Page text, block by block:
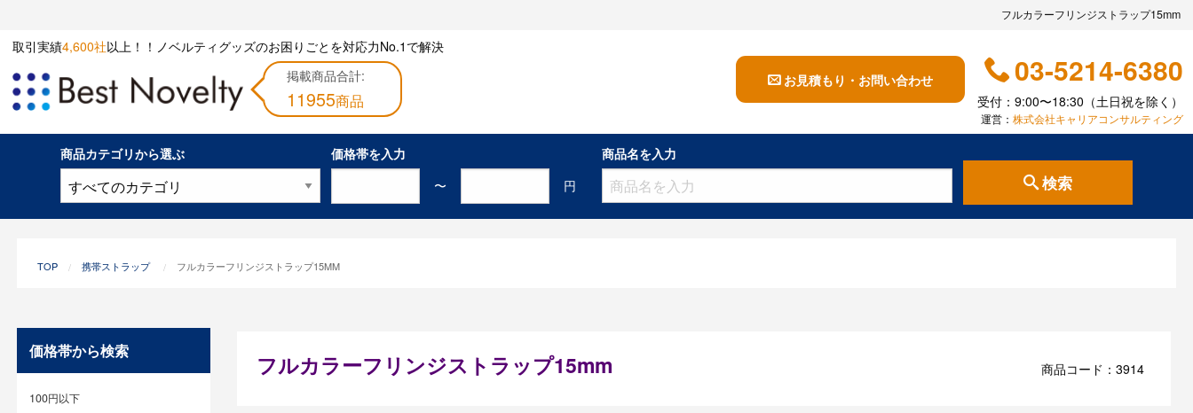
フルカラーフリンジストラップ15mm
取引実績4,600社以上！！ノベルティグッズのお困りごとを対応力No.1で解決
掲載商品合計:
11955商品
お見積もり・お問い合わせ 03-5214-6380
受付：9:00〜18:30（土日祝を除く）
運営：株式会社キャリアコンサルティング
商品カテゴリから選ぶ
価格帯を入力
〜
円
商品名を入力
検索
TOP 携帯ストラップ フルカラーフリンジストラップ15MM
フルカラーフリンジストラップ15mm 商品コード：3914
価格帯から検索
100円以下